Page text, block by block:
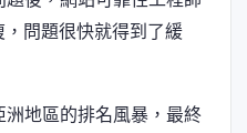
問題很快就得到了緩
地區的排名風暴，最終